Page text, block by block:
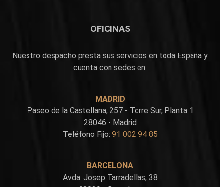
OFICINAS
Nuestro despacho presta sus servicios en toda España y
cuenta con sedes en:
MADRID
Paseo de la Castellana, 257 - Torre Sur, Planta 1
28046 - Madrid
Teléfono Fijo: 91 002 94 85
BARCELONA
Avda. Josep Tarradellas, 38